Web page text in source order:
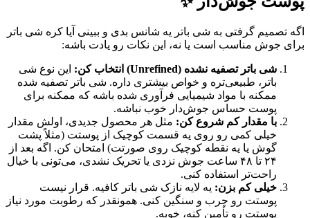
اگه تصمیم گرفتی به شی باتر یه شانس بدی و ببینی آیا کره شی باتر
برای جوش مناسب است یا نه، این نکات رو یادت باشه:
شی باتر تصفیه نشده (Unrefined) انتخاب کن:
این نوع شی
باتر، طبیعی‌تره و خواص بیشتری داره. شی باتر تصفیه شده
ممکنه با مواد شیمیایی فرآوری شده باشه که ممکنه برای
پوست حساس جوش‌دار خوب نباشه.
با مقدار کم شروع کن: مثل هر محصول جدیدی، اولش مقدار
خیلی کمی رو روی یه قسمت کوچیک از پوستت (مثلاً پشت
گوش یا یه نقطه کوچیک روی صورتت) امتحان کن. اگه بعد از
۲۴ تا ۴۸ ساعت جوش نزدی یا تحریک نشدی، می‌تونی با خیال
راحت‌تر استفاده کنی.
خیلی کم بزن: یه لایه نازک شی باتر کافیه. قرار نیست
پوستت رو چرب و سنگین کنی. همونقدر که رطوبت مورد نیاز
پوستت رو تأمین کنه، خوبه.